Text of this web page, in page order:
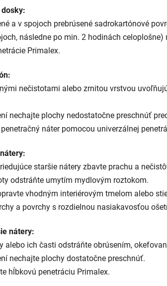
a v spojoch prebrúsené sadrokartónové
následne po min. 2 hodinách
Primalex.
nečistotami alebo zrnitou vrstvou
nechajte plochy nedostatočne preschnúť
náter pomocou univerzálnej
staršie nátery zbavte prachu a
odstráňte umytím mydlovým roztokom.
vhodným interiérovým tmelom alebo
a povrchy s rozdielnou nasiakavosťou
nátery:
alebo ich časti odstráňte obrúsením,
nechajte plochy dostatočne preschnúť.
hĺbkovú penetráciu Primalex.